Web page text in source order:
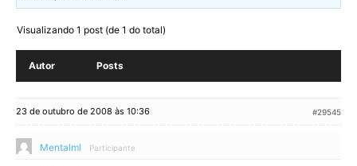
Visualizando 1 post (de 1 do total)
Autor Posts
23 de outubro de 2008 às 10:36 #29545
Mentalml Participante